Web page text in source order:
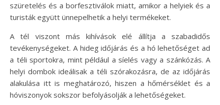
szüretelés és a borfesztiválok miatt, amikor a helyiek és a
turisták együtt ünnepelhetik a helyi termékeket.
A tél viszont más kihívások elé állítja a szabadidős
tevékenységeket. A hideg időjárás és a hó lehetőséget ad
a téli sportokra, mint például a síelés vagy a szánkózás. A
helyi dombok ideálisak a téli szórakozásra, de az időjárás
alakulása itt is meghatározó, hiszen a hőmérséklet és a
hóviszonyok sokszor befolyásolják a lehetőségeket.